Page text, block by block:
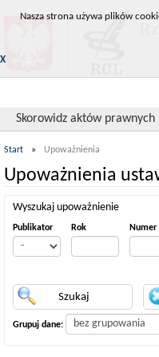
Skorowidz aktów prawnych
Start » Upoważnienia
Upoważnienia
Wyszukaj upoważnienie
Publikator Rok Numer
Grupuj dane:
Nasza strona używa plików
X